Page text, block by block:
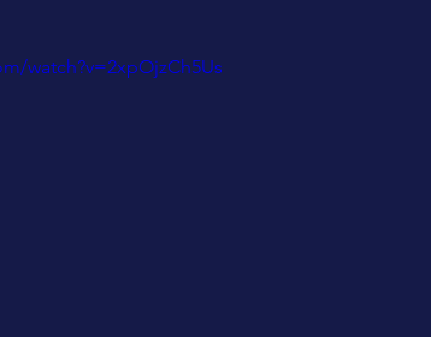
watch?v=2xpOjzCh5Us